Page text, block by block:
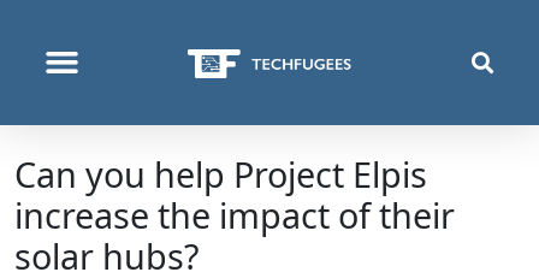
Can you help Project Elpis
increase the impact of their
solar hubs?